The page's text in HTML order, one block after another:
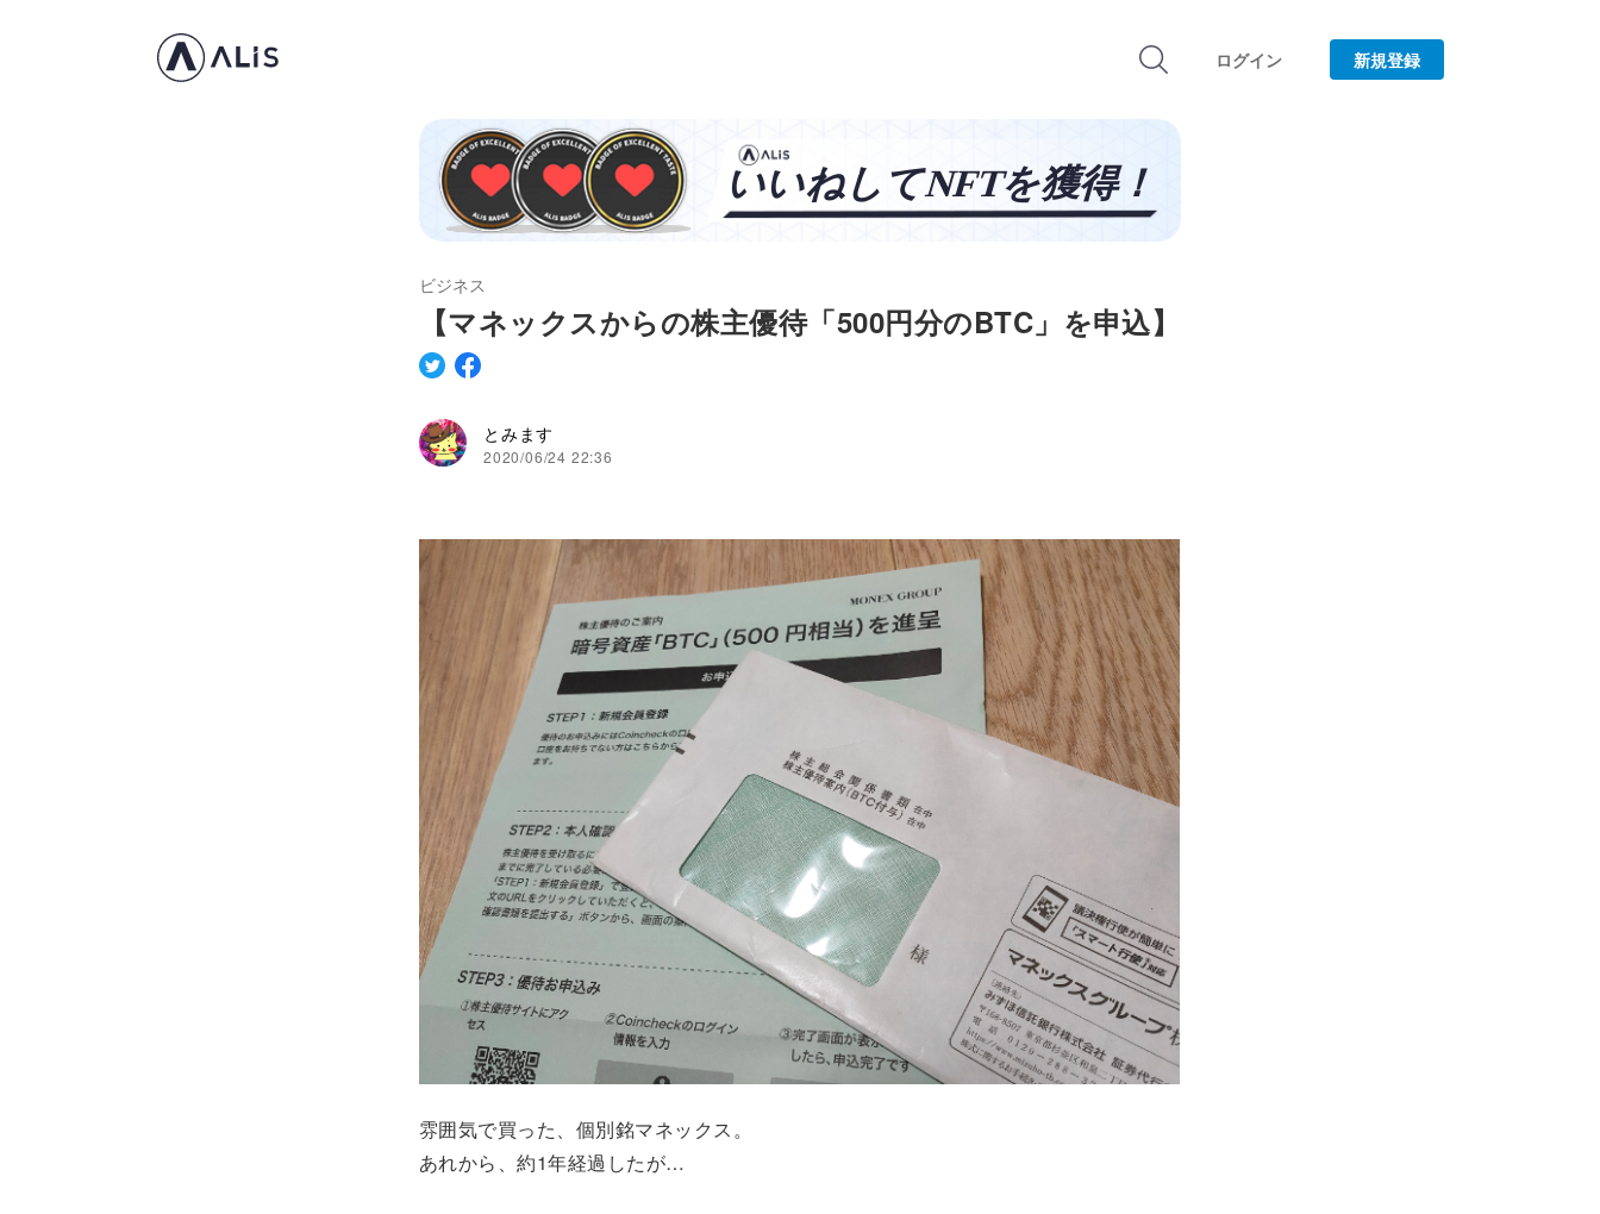
ログイン 新規登録
ビジネス
【マネックスからの株主優待「500円分のBTC」を申込】
とみます
2020/06/24 22:36
雰囲気で買った、個別銘マネックス。
あれから、約1年経過したが…